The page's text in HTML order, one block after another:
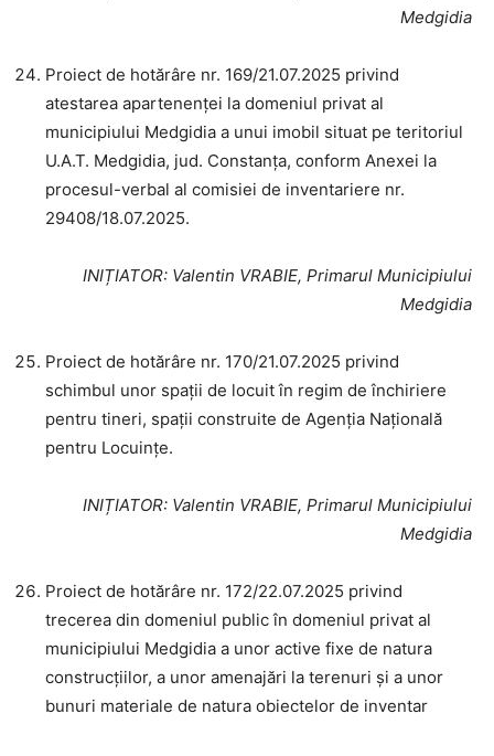
Medgidia
Proiect de hotărâre nr. 169/21.07.2025 privind
atestarea apartenenței la domeniul privat al
municipiului Medgidia a unui imobil situat pe teritoriul
U.A.T. Medgidia, jud. Constanța, conform Anexei la
procesul-verbal al comisiei de inventariere nr.
29408/18.07.2025.
INIȚIATOR: Valentin VRABIE, Primarul Municipiului
Medgidia
Proiect de hotărâre nr. 170/21.07.2025 privind
schimbul unor spații de locuit în regim de închiriere
pentru tineri, spații construite de Agenția Națională
pentru Locuințe.
INIȚIATOR: Valentin VRABIE, Primarul Municipiului
Medgidia
Proiect de hotărâre nr. 172/22.07.2025 privind
trecerea din domeniul public în domeniul privat al
municipiului Medgidia a unor active fixe de natura
construcțiilor, a unor amenajări la terenuri și a unor
bunuri materiale de natura obiectelor de inventar